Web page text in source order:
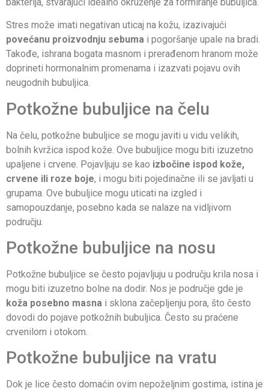
Stres može imati negativan uticaj na kožu, izazivajući
povećanu proizvodnju sebuma i pogoršanje upale na bradi.
Takođe, ishrana bogata masnom i prerađenom hranom može
doprineti hormonalnim promenama i izazvati pojavu ovih
neugodnih bubuljica.
Potkožne bubuljice na čelu
Na čelu, potkožne bubuljice se mogu javiti u vidu velikih,
bolnih kvržica ispod kože. Ove bubuljice mogu biti izuzetno
upaljene i crvene. Pojavljuju se kao izbočine ispod kože,
crvene ili roze boje, i mogu biti pojedinačne ili se javljati u
grupama. Ove bubuljice mogu uticati na izgled i
samopouzdanje, posebno kada se nalaze na vidljivom
području.
Potkožne bubuljice na nosu
Potkožne bubuljice se često pojavljuju u području krila nosa i
mogu biti izuzetno bolne na dodir. Nos je područje gde je
koža posebno masna i sklona začepljenju pora, što često
dovodi do pojave potkožnih bubuljica. Često su praćene
crvenilom i otokom.
Potkožne bubuljice na vratu
Dok je lice često domaćin ovim nepoželjnim gostima, istina je